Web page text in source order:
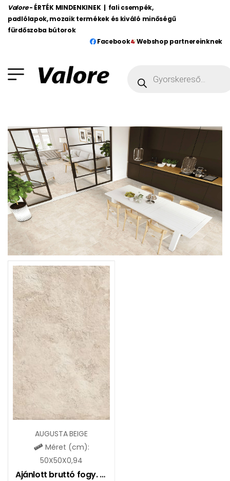
Valore - ÉRTÉK MINDENKINEK | fali csempék,
padlólapok, mozaik termékek és kiváló minőségű
fürdőszoba bútorok
Facebook
Webshop partnereinknek
AUGUSTA BEIGE
Méret (cm):
50X50X0,94
Ajánlott bruttó fogy. ár: